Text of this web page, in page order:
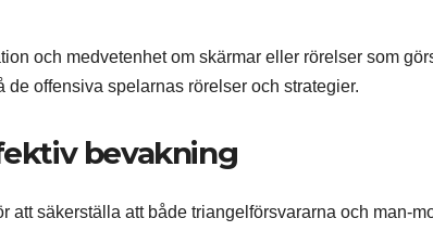
och medvetenhet om skärmar eller rörelser som
offensiva spelarnas rörelser och strategier.
bevakning
att säkerställa att både triangelförsvararna och man-